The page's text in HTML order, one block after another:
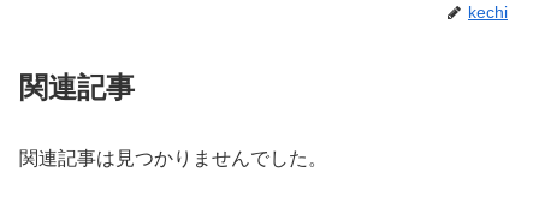
kechi
関連記事
関連記事は見つかりませんでした。